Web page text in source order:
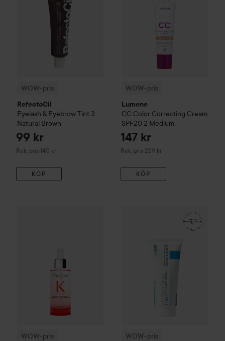
WOW-pris
RefectoCil
Eyelash & Eyebrow Tint 3
Natural Brown
99 kr
Rek. pris 140 kr
Rekommenderat pris 140 kr
KÖP
WOW-pris
Lumene
CC Color Correcting Cream
SPF20 2 Medium
147 kr
Rek. pris 259 kr
Rekommenderat pris 259 kr
KÖP
WOW-pris
Serum Anti-Chute Fortifiant
WOW-pris
La Roche-Posay